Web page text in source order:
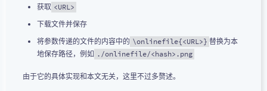
获取 <URL>
下载文件并保存
将参数传递的文件的内容中的 \onlinefile{<URL>} 替换为本
地保存路径，例如 ./onlinefile/<hash>.png
由于它的具体实现和本文无关，这里不过多赘述。